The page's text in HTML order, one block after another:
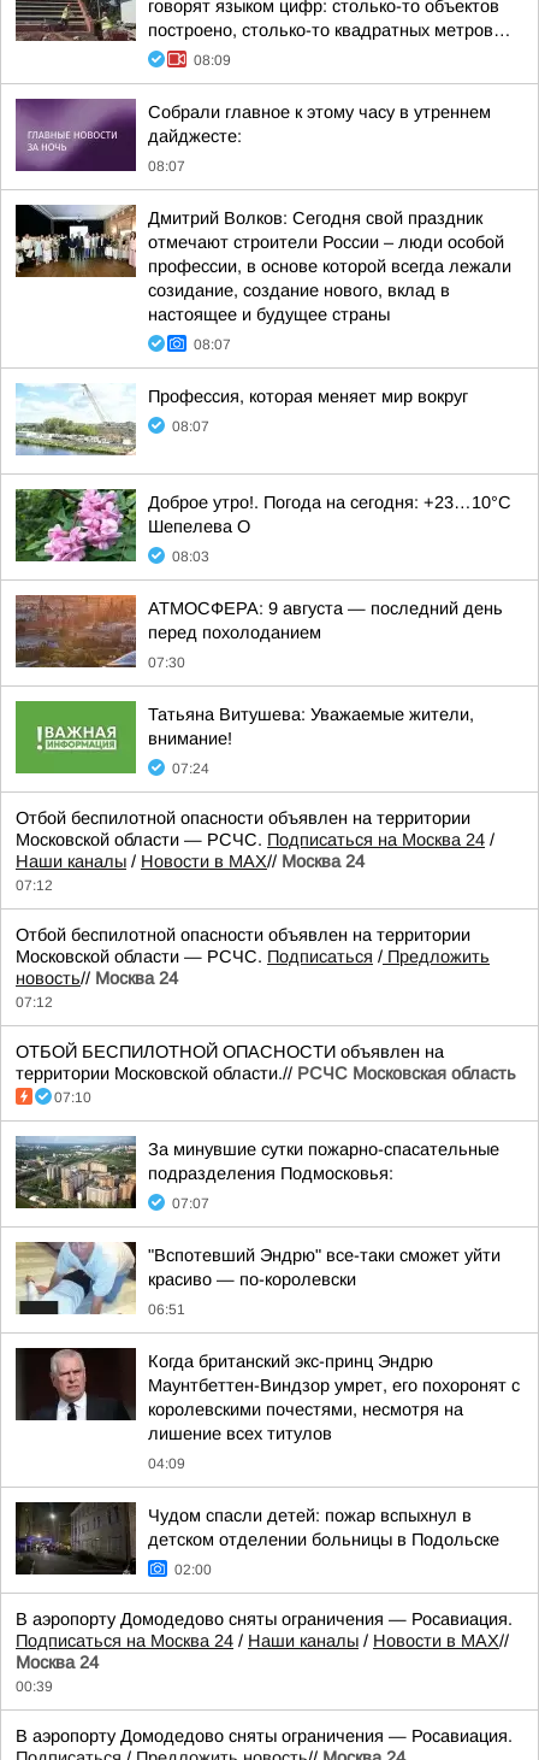
говорят языком цифр: столько-то объектов
построено, столько-то квадратных метров…
08:09
Собрали главное к этому часу в утреннем
дайджесте:
08:07
Дмитрий Волков: Сегодня свой праздник
отмечают строители России – люди особой
профессии, в основе которой всегда лежали
созидание, создание нового, вклад в
настоящее и будущее страны
08:07
Профессия, которая меняет мир вокруг
08:07
Доброе утро!. Погода на сегодня: +23…10°С
Шепелева О
08:03
АТМОСФЕРА: 9 августа — последний день
перед похолоданием
07:30
Татьяна Витушева: Уважаемые жители,
внимание!
07:24
Отбой беспилотной опасности объявлен на территории
Московской области — РСЧС. Подписаться на Москва 24 /
Наши каналы / Новости в MAX// Москва 24
07:12
Отбой беспилотной опасности объявлен на территории
Московской области — РСЧС. Подписаться / Предложить
новость// Москва 24
07:12
ОТБОЙ БЕСПИЛОТНОЙ ОПАСНОСТИ объявлен на
территории Московской области.// РСЧС Московская область
07:10
За минувшие сутки пожарно-спасательные
подразделения Подмосковья:
07:07
"Вспотевший Эндрю" все-таки сможет уйти
красиво — по-королевски
06:51
Когда британский экс-принц Эндрю
Маунтбеттен-Виндзор умрет, его похоронят с
королевскими почестями, несмотря на
лишение всех титулов
04:09
Чудом спасли детей: пожар вспыхнул в
детском отделении больницы в Подольске
02:00
В аэропорту Домодедово сняты ограничения — Росавиация.
Подписаться на Москва 24 / Наши каналы / Новости в MAX//
Москва 24
00:39
В аэропорту Домодедово сняты ограничения — Росавиация.